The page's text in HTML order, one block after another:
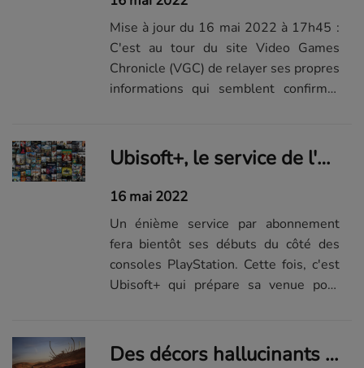
Mise à jour du 16 mai 2022 à 17h45 :
C'est au tour du site Video Games
Chronicle (VGC) de relayer ses propres
informations qui semblent confirmer
plusieurs projets Silent Hill dont un
remake (IA, animations et énigmes...Ubisoft+, le service de l'éditeur français arrive sur PlayStation
16 mai 2022
Un énième service par abonnement
fera bientôt ses débuts du côté des
consoles PlayStation. Cette fois, c'est
Ubisoft+ qui prépare sa venue pour
Des décors hallucinants sous Unreal Engine 5 que vous ne verrez pas de si tôt dans un jeu